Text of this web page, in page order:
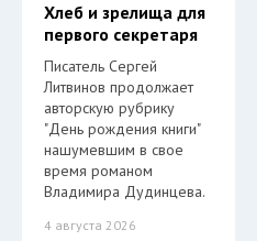
Хлеб и зрелища для
первого секретаря
Писатель Сергей
Литвинов продолжает
авторскую рубрику
"День рождения книги"
нашумевшим в свое
время романом
Владимира Дудинцева.
4 августа 2026